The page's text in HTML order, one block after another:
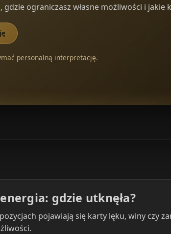
gdzie ograniczasz własne możliwości i
personalną interpretację.
gdzie utknęła?
pojawiają się karty lęku, winy czy